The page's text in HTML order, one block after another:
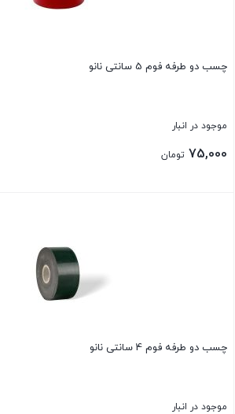
چسب دو طرفه فوم 5 سانتی نانو
موجود در انبار
75,000 تومان
چسب دو طرفه فوم 4 سانتی نانو
موجود در انبار